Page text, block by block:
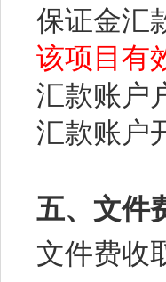
保证金汇
该项目有
汇款账户
汇款账户
五、文件
文件费收